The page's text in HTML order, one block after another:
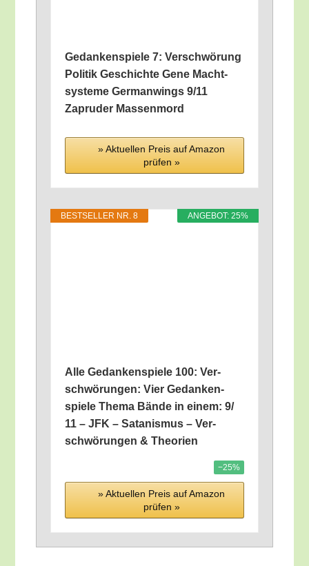
Gedan­ken­spie­le 7: Ver­schwö­rung
Poli­tik Geschich­te Gene Macht­
sys­te­me Ger­man­wings 9/​11
Zapru­der Massenmord
» Aktu­el­len Preis auf Ama­zon
prü­fen »
ANGE­BOT: 25%
BEST­SEL­LER NR. 8
Alle Gedan­ken­spie­le 100: Ver­
schwö­run­gen: Vier Gedan­ken­
spie­le The­ma Bän­de in einem: 9/​
11 – JFK – Sata­nis­mus – Ver­
schwö­run­gen & Theorien
−25%
» Aktu­el­len Preis auf Ama­zon
prü­fen »